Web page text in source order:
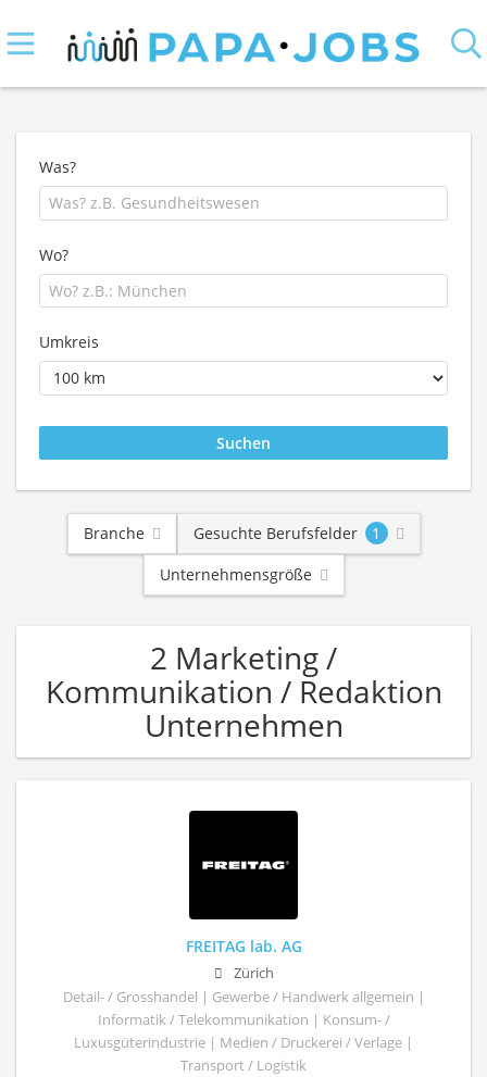
Was?
Wo?
Umkreis
Branche Gesuchte Berufsfelder
1
Unternehmensgröße
2 Marketing /
Kommunikation / Redaktion
Unternehmen
FREITAG lab. AG
Zürich
Detail- / Grosshandel | Gewerbe / Handwerk allgemein |
Informatik / Telekommunikation | Konsum- /
Luxusgüterindustrie | Medien / Druckerei / Verlage |
Transport / Logistik